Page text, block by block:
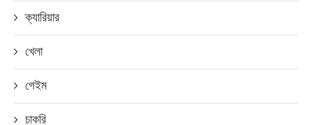
ক্যারিয়ার
খেলা
গেইম
চাকরি